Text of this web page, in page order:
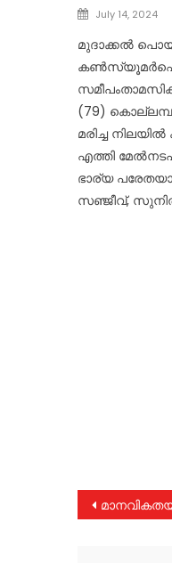
Posted
July 14, 2024
മുദാക്കൽ
(79)
മരിച്ച
എത്തി
ഭാര്യ
സഞ്ജീവ്,
Post